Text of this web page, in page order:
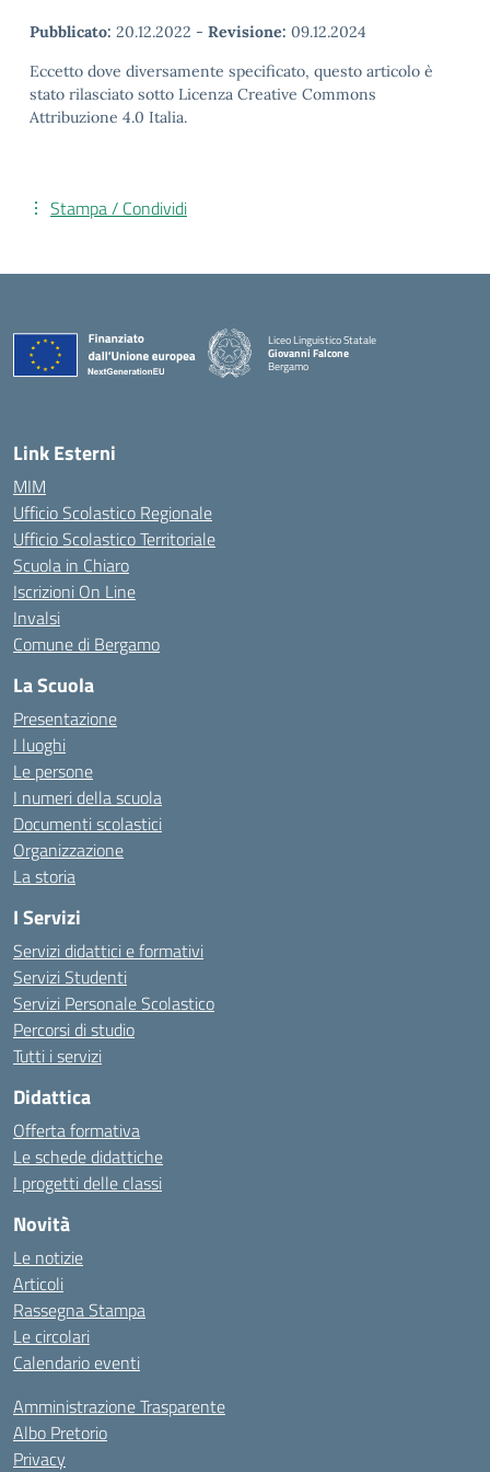
Pubblicato: 20.12.2022 - Revisione: 09.12.2024
Eccetto dove diversamente specificato, questo articolo è
stato rilasciato sotto Licenza Creative Commons
Attribuzione 4.0 Italia.
Stampa / Condividi
Liceo Linguistico Statale
Giovanni Falcone
Bergamo
— Visita la pagina iniziale della scuola
Link Esterni
MIM
Ufficio Scolastico Regionale
Ufficio Scolastico Territoriale
Scuola in Chiaro
Iscrizioni On Line
Invalsi
Comune di Bergamo
La Scuola
Presentazione
I luoghi
Le persone
I numeri della scuola
Documenti scolastici
Organizzazione
La storia
I Servizi
Servizi didattici e formativi
Servizi Studenti
Servizi Personale Scolastico
Percorsi di studio
Tutti i servizi
Didattica
Offerta formativa
Le schede didattiche
I progetti delle classi
Novità
Le notizie
Articoli
Rassegna Stampa
Le circolari
Calendario eventi
Amministrazione Trasparente
Albo Pretorio
Privacy